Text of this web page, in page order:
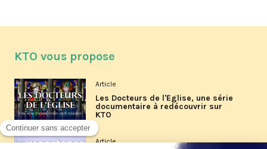
KTO vous propose
Article
Les Docteurs de l'Église, une série
documentaire à redécouvrir sur
KTO
Article